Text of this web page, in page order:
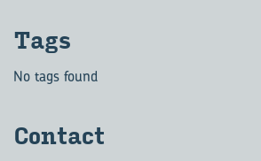
Tags
No tags found
Con­tact